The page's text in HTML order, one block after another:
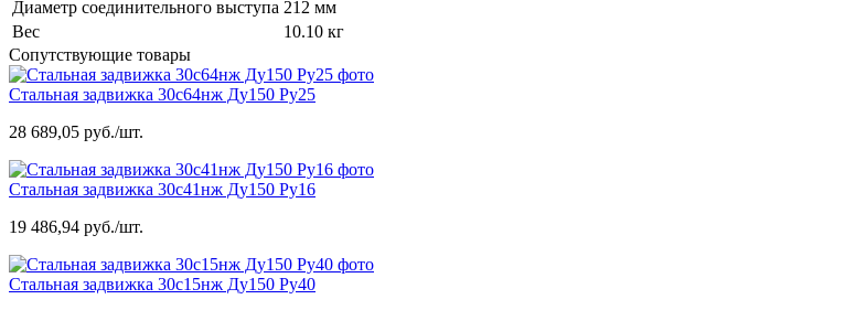
Диаметр соединительного выступа 212 мм
Вес
10.10 кг
Сопутствующие товары
Стальная задвижка 30с64нж Ду150 Ру25
28 689,05 руб./шт.
Стальная задвижка 30с41нж Ду150 Ру16
19 486,94 руб./шт.
Стальная задвижка 30с15нж Ду150 Ру40